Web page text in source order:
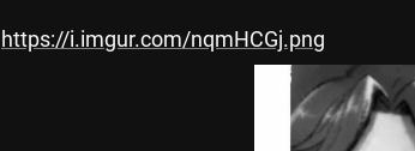
https://i.imgur.com/nqmHCGj.png